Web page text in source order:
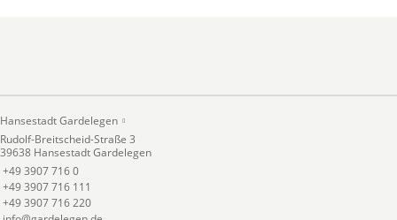
Hansestadt Gardelegen
Rudolf-Breitscheid-Straße 3
39638 Hansestadt Gardelegen
+49 3907 716 0
+49 3907 716 111
+49 3907 716 220